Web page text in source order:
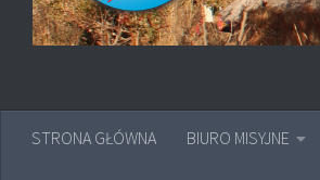
STRONA GŁÓWNA BIURO MISYJNE